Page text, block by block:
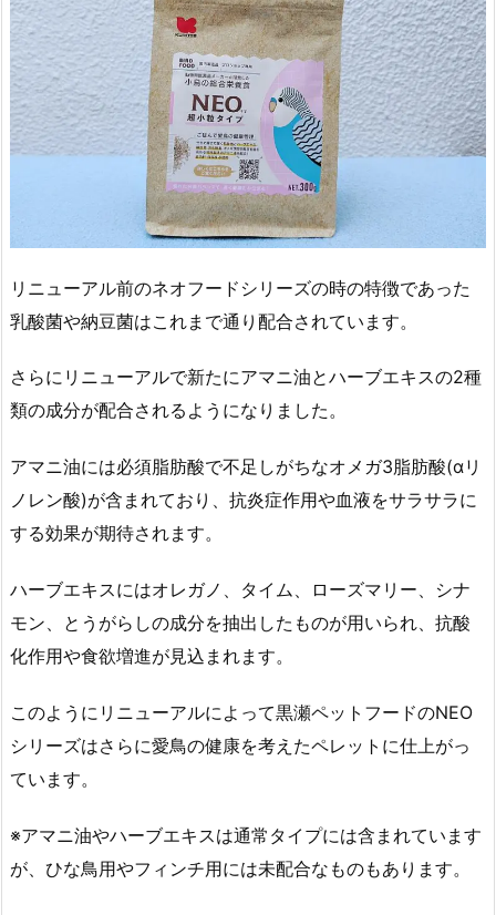
リニューアル前のネオフードシリーズの時の特徴であった
乳酸菌や納豆菌はこれまで通り配合されています。
さらにリニューアルで新たにアマニ油とハーブエキスの2種
類の成分が配合されるようになりました。
アマニ油には必須脂肪酸で不足しがちなオメガ3脂肪酸(αリ
ノレン酸)が含まれており、抗炎症作用や血液をサラサラに
する効果が期待されます。
ハーブエキスにはオレガノ、タイム、ローズマリー、シナ
モン、とうがらしの成分を抽出したものが用いられ、抗酸
化作用や食欲増進が見込まれます。
このようにリニューアルによって黒瀬ペットフードのNEO
シリーズはさらに愛鳥の健康を考えたペレットに仕上がっ
ています。
※アマニ油やハーブエキスは通常タイプには含まれています
が、ひな鳥用やフィンチ用には未配合なものもあります。